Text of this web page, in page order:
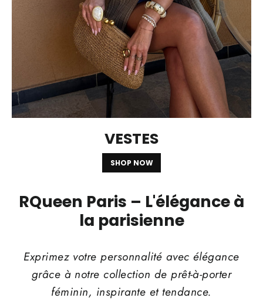
VESTES
SHOP NOW
RQueen Paris – L'élégance à
la parisienne
Exprimez votre personnalité avec élégance
grâce à notre collection de prêt-à-porter
féminin, inspirante et tendance.